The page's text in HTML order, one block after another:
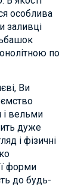
особлива
заливці
по
Ви
і вельми
дуже
і фізичні
форми
до будь-